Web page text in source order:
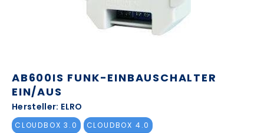
AB600IS FUNK-EINBAUSCHALTER
EIN/AUS
Hersteller: ELRO
CLOUDBOX 3.0 CLOUDBOX 4.0